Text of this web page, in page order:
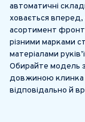
автоматичні
ховається вперед,
асортимент
різними марками
матеріалами
Обирайте модель
довжиною клинка
відповідально й